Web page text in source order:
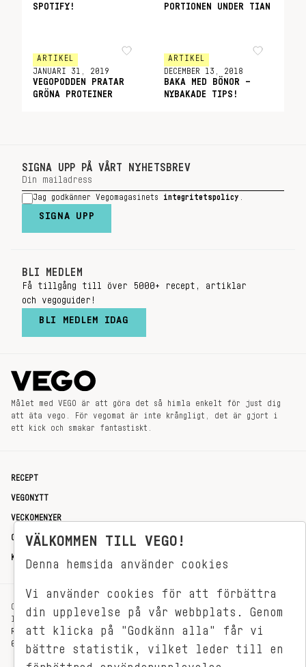
SPOTIFY!
PORTIONEN UNDER TIAN
ARTIKEL
JANUARI 31, 2019
VEGOPODDEN PRATAR
GRÖNA PROTEINER
ARTIKEL
DECEMBER 13, 2018
BAKA MED BÖNOR –
NYBAKADE TIPS!
SIGNA UPP PÅ VÅRT NYHETSBREV
Jag godkänner Vegomagasinets integritetspolicy
SIGNA UPP
BLI MEDLEM
Få tillgång till över 5000+ recept, artiklar
och vegoguider!
BLI MEDLEM IDAG
Målet med VEGO är att göra det så himla enkelt för just dig
att äta vego. För vegomat är inte krångligt, det är gjort i
ett kick och smakar fantastiskt.
RECEPT
VEGONYTT
VECKOMENYER
OM OSS
KONTAKT
OXENSTIERNSGATAN 33
114 27 STOCKHOLM
REDAKTIONEN@VEGOMAGASINET.SE
08-799 62 01
VÄLKOMMEN TILL VEGO!
Denna hemsida använder cookies
Vi använder cookies för att förbättra
din upplevelse på vår webbplats. Genom
att klicka på "Godkänn alla" får vi
bättre statistik, vilket leder till en